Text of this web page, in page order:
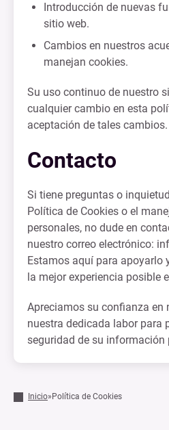
Introducción de nuevas
sitio web.
Cambios en nuestros
manejan cookies.
Su uso continuo de nuestro
cualquier cambio en esta
aceptación de tales cambios.
Contacto
Si tiene preguntas o
Política de Cookies o el
personales, no dude en
nuestro correo electrónico:
Estamos aquí para apoyarlo
la mejor experiencia posible
Apreciamos su confianza en
nuestra dedicada labor para
seguridad de su información
Inicio» Política de Cookies